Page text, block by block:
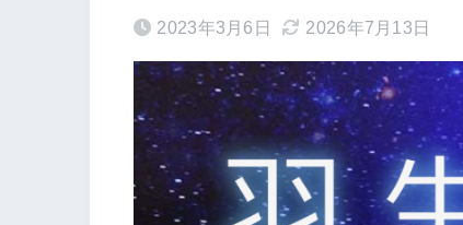
2023年3月6日 2026年7月13日